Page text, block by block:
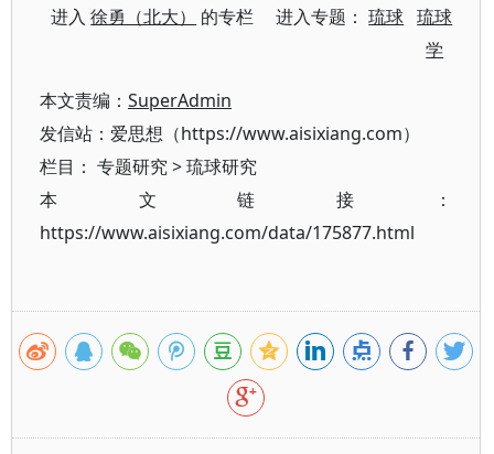
进入徐勇（北大） 的专栏 进入专题：琉球 琉球
学
本文责编： SuperAdmin
发信站：爱思想（https://www.aisixiang.com）
栏目： 专题研究>琉球研究
本文链接：
https://www.aisixiang.com/data/175877.html